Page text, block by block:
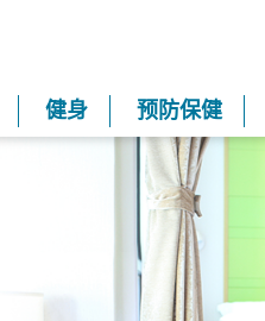
健身 预防保健